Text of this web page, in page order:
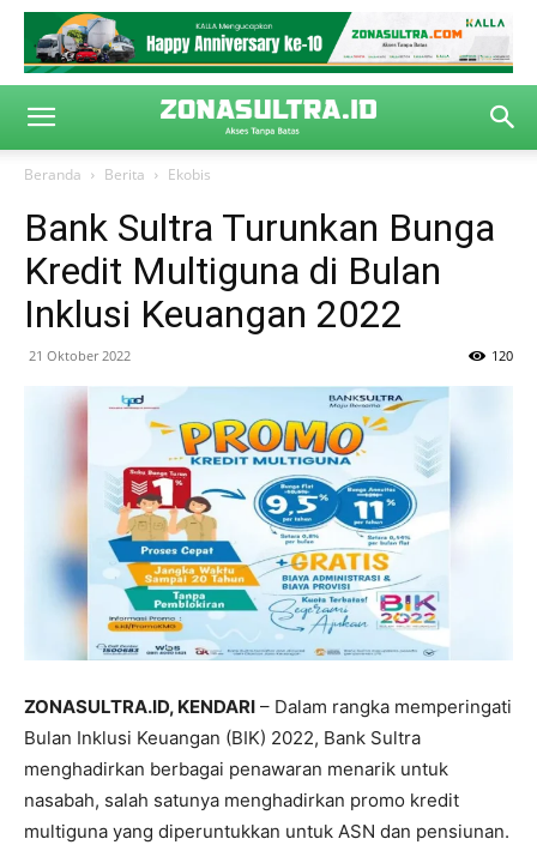
Beranda Berita Ekobis
Bank Sultra Turunkan Bunga
Kredit Multiguna di Bulan
Inklusi Keuangan 2022
21 Oktober 2022 120
ZONASULTRA.ID, KENDARI – Dalam rangka memperingati
Bulan Inklusi Keuangan (BIK) 2022, Bank Sultra
menghadirkan berbagai penawaran menarik untuk
nasabah, salah satunya menghadirkan promo kredit
multiguna yang diperuntukkan untuk ASN dan pensiunan.